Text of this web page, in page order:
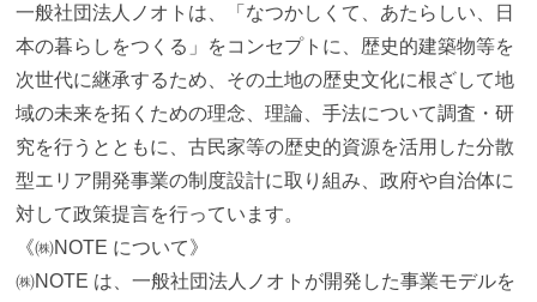
一般社団法人ノオトは、「なつかしくて、あたらしい、日
本の暮らしをつくる」をコンセプトに、歴史的建築物等を
次世代に継承するため、その土地の歴史文化に根ざして地
域の未来を拓くための理念、理論、手法について調査・研
究を行うとともに、古民家等の歴史的資源を活用した分散
型エリア開発事業の制度設計に取り組み、政府や自治体に
対して政策提言を行っています。
《㈱NOTE について》
㈱NOTE は、一般社団法人ノオトが開発した事業モデルを